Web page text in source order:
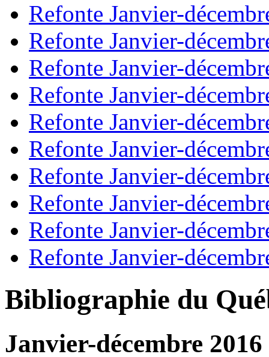
Refonte Janvier-
Refonte Janvier-
Refonte Janvier-
Refonte Janvier-
Refonte Janvier-
Refonte Janvier-
Refonte Janvier-
Refonte Janvier-
Refonte Janvier-
Refonte Janvier-
Bibliographie du
Janvier-décembre 2016